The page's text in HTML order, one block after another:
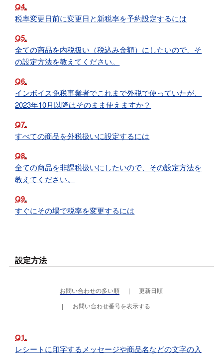
Q4
税率変更日前に変更日と新税率を予約設定するには
Q5
全ての商品を内税扱い（税込み金額）にしたいので、そ
の設定方法を教えてください。
Q6
インボイス免税事業者でこれまで外税で使っていたが、
2023年10月以降はそのまま使えますか？
Q7
すべての商品を外税扱いに設定するには
Q8
全ての商品を非課税扱いにしたいので、その設定方法を
教えてください。
Q9
すぐにその場で税率を変更するには
設定方法
お問い合わせの多い順
更新日順
お問い合わせ番号を表示する
Q1
レシートに印字するメッセージや商品名などの文字の入